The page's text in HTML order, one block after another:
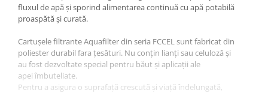
Carbune Activ
Eliminare nitriti / nitrati
Pompe dozatoare
Componente si accesorii
fluxul de apă și sporind alimentarea continuă cu apă potabilă
proaspătă și curată.
Cartușele filtrante Aquafilter din seria FCCEL sunt fabricat din
poliester durabil fara țesături. Nu conțin lianți sau celuloză și
au fost dezvoltate special pentru băut și aplicații ale
apei îmbuteliate.
Pentru a asigura o suprafață crescută și viață îndelungată,